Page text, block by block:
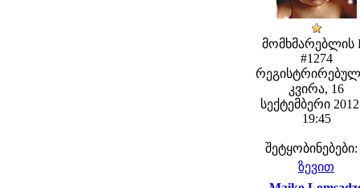
მომხმარებლის
#1274
კვირა, 16
სექტემბერი
19:45
შეტყობინებები:
ზევით